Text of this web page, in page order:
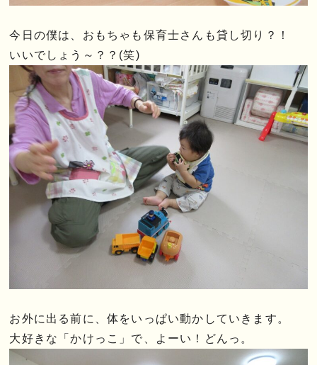
今日の僕は、おもちゃも保育士さんも貸し切り？！
いいでしょう～？？(笑)
お外に出る前に、体をいっぱい動かしていきます。
大好きな「かけっこ」で、よーい！どんっ。